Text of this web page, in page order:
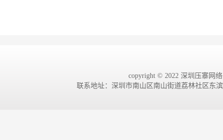
copyright © 2022 深圳压寨网
联系地址：深圳市南山区南山街道荔林社区东